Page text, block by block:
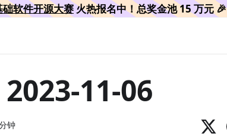
软件开源大赛火热报名中！总奖金池 15 万元 🎉
11-06
钟